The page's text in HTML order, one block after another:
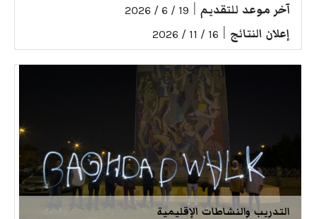
آخر موعد للتقديم 19 / 6 / 2026
إعلان النتائج 16 / 11 / 2026
التدريب والنشاطات الإقليمية